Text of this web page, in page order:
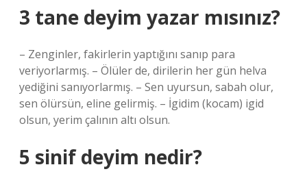
3 tane deyim yazar mısınız?
– Zenginler, fakirlerin yaptığını sanıp para
veriyorlarmış. – Ölüler de, dirilerin her gün helva
yediğini sanıyorlarmış. – Sen uyursun, sabah olur,
sen ölürsün, eline gelirmiş. – İgidim (kocam) igid
olsun, yerim çalının altı olsun.
5 sinif deyim nedir?